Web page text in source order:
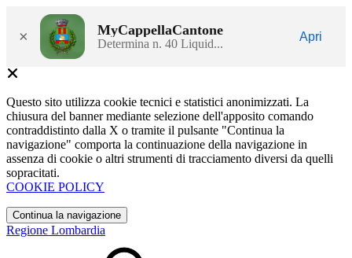
× MyCappellaCantone
Determina n. 40 Liquid...
Apri
Questo sito utilizza cookie tecnici e statistici anonimizzati. La
chiusura del banner mediante selezione dell'apposito comando
contraddistinto dalla X o tramite il pulsante "Continua la
navigazione" comporta la continuazione della navigazione in
assenza di cookie o altri strumenti di tracciamento diversi da quelli
sopracitati.
COOKIE POLICY
Continua la navigazione
Regione Lombardia